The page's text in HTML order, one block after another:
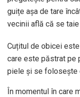
guițe așa de tare
vecinii află că se
Cuțitul de obicei
care este păstrat pe
piele și se folosește
În momentul în care